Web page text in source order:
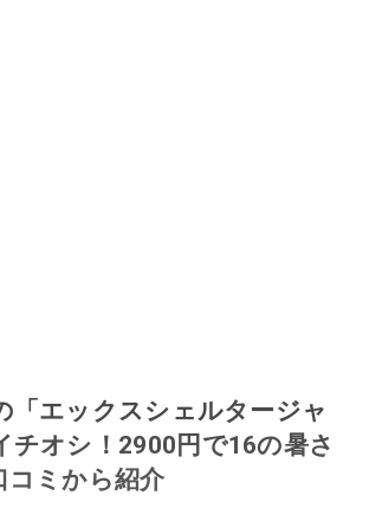
「エックスシェルタージャ
チオシ！2900円で16の暑さ
コミから紹介